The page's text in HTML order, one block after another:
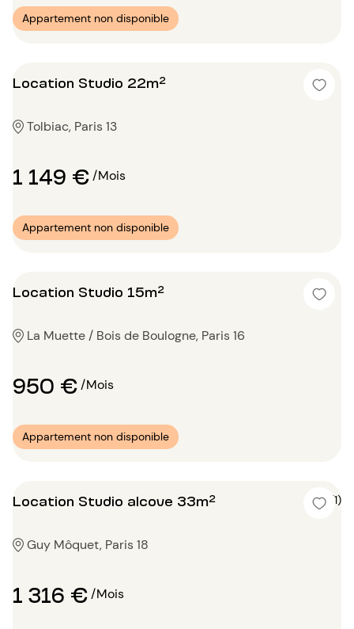
Appartement non disponible
Location Studio 22m²
Tolbiac, Paris 13
1 149 €/Mois
Appartement non disponible
Location Studio 15m²
La Muette / Bois de Boulogne, Paris 16
950 €/Mois
Appartement non disponible
Location Studio alcove 33m² 5 (1)
Guy Môquet, Paris 18
1 316 €/Mois